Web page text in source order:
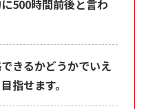
500時間前後と言わ
きるかどうかでいえ
指せます。